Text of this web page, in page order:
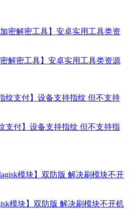
解密工具】安卓实用工具类资源
支付】设备支持指纹 但不支持指
模块】双防版 解决刷模块不开机